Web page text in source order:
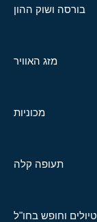
בורסה ושוק ההון
מזג האוויר
מכוניות
תעופה קלה
טיולים וחופש בחו"ל